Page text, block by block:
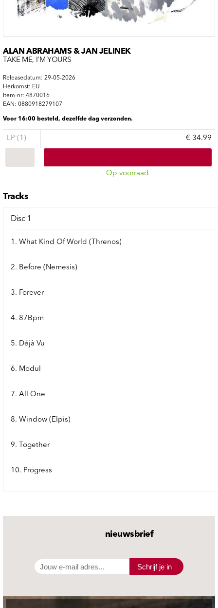
ALAN ABRAHAMS & JAN JELINEK
TAKE ME, I'M YOURS
Releasedatum: 29-05-2026
Herkomst: EU
Item-nr: 4870016
EAN: 0880918279107
Voor 16:00 besteld, dezelfde dag verzonden.
LP (1) € 34.99
Op voorraad
Tracks
Disc 1
1. What Kind Of World (Threnos)
2. Before (Nemesis)
3. Forever
4. 87Bpm
5. Déjà Vu
6. Modul
7. All One
8. Window (Elpis)
9. Together
10. Progress
nieuwsbrief
Schrijf je in